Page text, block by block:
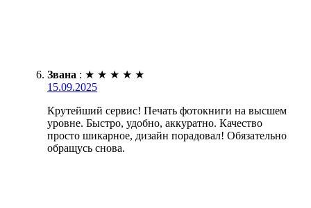
Звана : ★ ★ ★ ★ ★
15.09.2025
Крутейший сервис! Печать фотокниги на высшем
уровне. Быстро, удобно, аккуратно. Качество
просто шикарное, дизайн порадовал! Обязательно
обращусь снова.